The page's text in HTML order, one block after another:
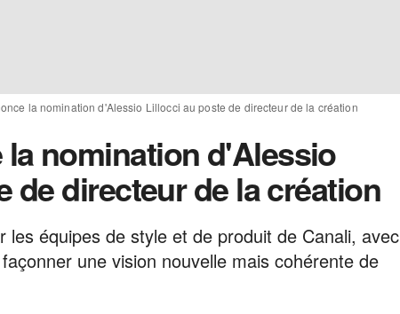
la nomination d'Alessio Lillocci au poste de directeur de la création
nomination d'Alessio
de directeur de la création
les équipes de style et de produit de Canali, avec
une vision nouvelle mais cohérente de